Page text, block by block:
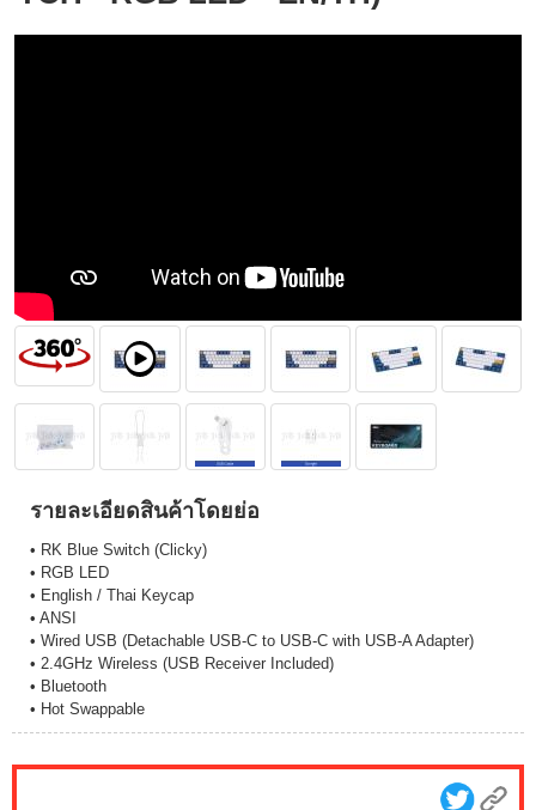
รายละเอียดสินค้าโดยย่อ
• RK Blue Switch (Clicky)
• RGB LED
• English / Thai Keycap
• ANSI
• Wired USB (Detachable USB-C to USB-C with USB-A Adapter)
• 2.4GHz Wireless (USB Receiver Included)
• Bluetooth
• Hot Swappable